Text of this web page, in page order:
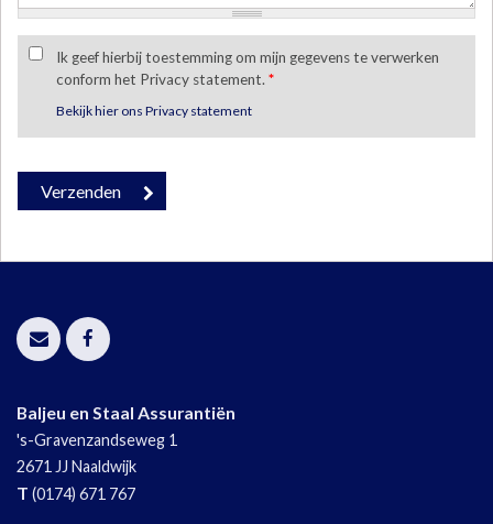
Ik geef hierbij toestemming om mijn gegevens te verwerken
conform het Privacy statement.*
Bekijk hier ons Privacy statement
Baljeu en Staal Assurantiën
's-Gravenzandseweg 1
2671 JJ Naaldwijk
T (0174) 671 767